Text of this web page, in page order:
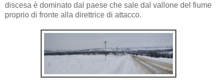
discesa è dominato dal paese che sale dal vallone del fiume
proprio di fronte alla direttrice di attacco.